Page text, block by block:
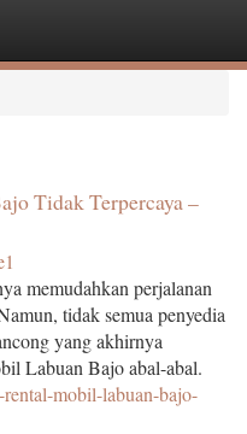
Tidak Terpercaya –
memudahkan perjalanan
tidak semua penyedia
yang akhirnya
Labuan Bajo abal-abal.
mobil-labuan-bajo-